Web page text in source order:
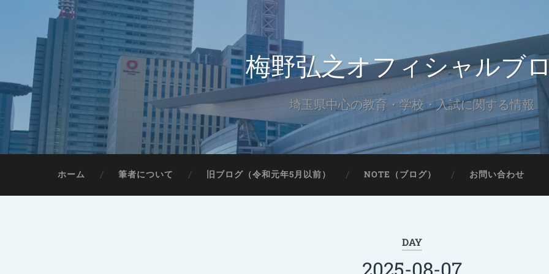
梅野弘之オフィシャルブ
埼玉県中心の教育・学校・入試に関する情報
ホーム 筆者について 旧ブログ（令和元年5月以前） NOTE（ブログ） お問い合わせ
DAY